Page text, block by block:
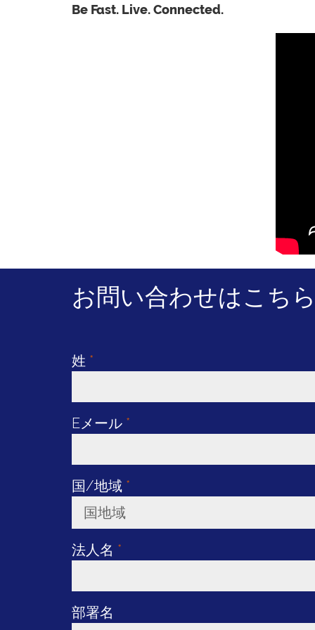
Be Fast. Live. Connected.
お問い合わせはこち
姓 *
Eメール *
国/地域 *
国地域
Toggle Dropdown
法人名 *
部署名